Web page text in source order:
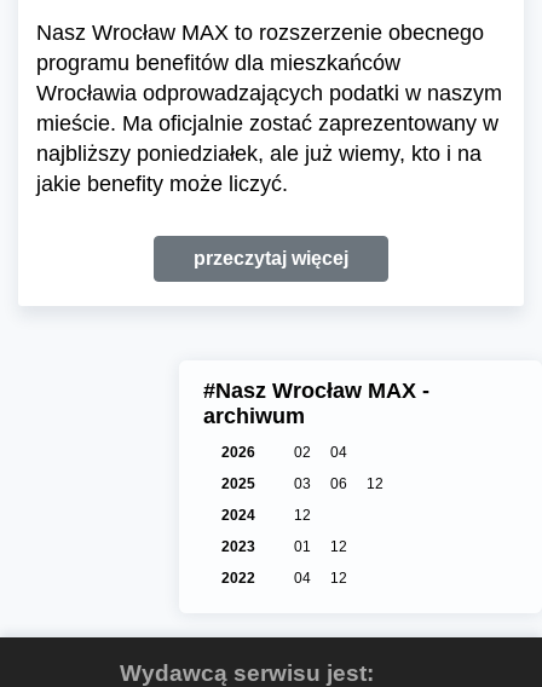
Nasz Wrocław MAX to rozszerzenie obecnego
programu benefitów dla mieszkańców
Wrocławia odprowadzających podatki w naszym
mieście. Ma oficjalnie zostać zaprezentowany w
najbliższy poniedziałek, ale już wiemy, kto i na
jakie benefity może liczyć.
przeczytaj więcej
#Nasz Wrocław MAX -
archiwum
2026 02
04
2025
03 06
12
2024
12
2023
01
12
2022
04 12
Wydawcą serwisu jest: